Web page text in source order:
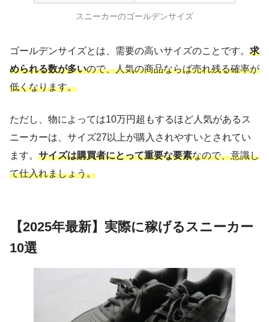
スニーカーのゴールデンサイズ
ゴールデンサイズとは、需要の高いサイズのことです。 求
められる数が多いので、人気の商品ならば売れ残る確率が
低くなります。
ただし、物によっては10万円超もするほど人気があるス
ニーカーは、サイズ27以上が購入されやすいとされてい
ます。 サイズは購買者にとって重要な要素なので、意識し
て仕入れましょう。
【2025年最新】実際に稼げるスニーカー
10選